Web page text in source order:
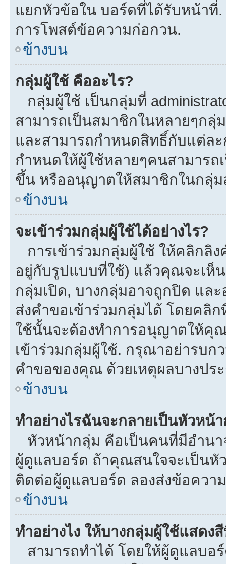
แยกหัวข้อใน บอร์ดที่ได้รับหน้าที่.
การโพสต์ข้อความก่อกวน.
ข้างบน
กลุ่มผู้ใช้ คืออะไร?
กลุ่มผู้ใช้ เป็นกลุ่มที่
สามารถเป็นสมาชิกในหลายๆก
และสามารถกำหนดสิทธิ์กับแต่ละ
กำหนดให้ผู้ใช้หลายๆคนสามารถ
ขึ้น หรืออนุญาตให้สมาชิกในกลุ่ม
ข้างบน
จะเข้าร่วมกลุ่มผู้ใช้ได้อย่างไร?
การเข้าร่วมกลุ่มผู้ใช้ ให้คลิกลิ
อยู่กับรูปแบบที่ใช้) แล้วคุณจะเห็
กลุ่มเปิด, บางกลุ่มอาจถูกปิด แล
ส่งคำขอเข้าร่วมกลุ่มได้ โดยคลิ
ใช้นั้นจะต้องทำการอนุญาตให้คุณ
เข้าร่วมกลุ่มผู้ใช้. กรุณาอย่ารบก
คำขอของคุณ ด้วยเหตุผลบางปร
ข้างบน
ทำอย่างไรฉันจะกลายเป็นหัวหน้
หัวหน้ากลุ่ม คือเป็นคนที่มีอำนา
ผู้ดูแลบอร์ด ถ้าคุณสนใจจะเป็น
ติดต่อผู้ดูแลบอร์ด ลองส่งข้อควา
ข้างบน
ทำอย่างไง ให้บางกลุ่มผู้ใช้แสดง
สามารถทำได้ โดยให้ผู้ดูแลบอ